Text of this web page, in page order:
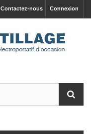
Connexion
Contactez-nous